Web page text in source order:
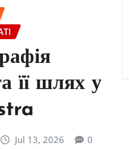
її шлях у
Jul 13, 2026 0